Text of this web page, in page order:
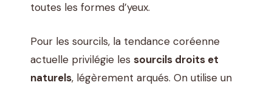
toutes les formes d’yeux.
Pour les sourcils, la tendance coréenne
actuelle privilégie les sourcils droits et
naturels, légèrement arqués. On utilise un